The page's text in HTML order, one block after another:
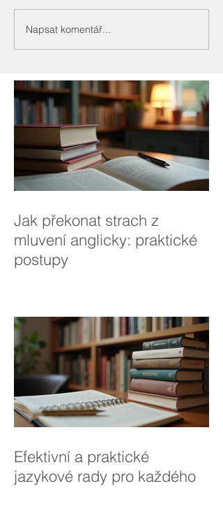
Napsat komentář...
Jak překonat strach z
mluvení anglicky: praktické
postupy
Efektivní a praktické
jazykové rady pro každého